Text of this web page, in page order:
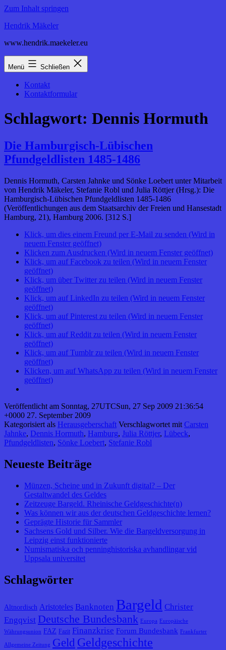
Zum Inhalt springen
Hendrik Mäkeler
www.hendrik.maekeler.eu
Menü Schließen
Kontakt
Kontaktformular
Schlagwort: Dennis Hormuth
Die Hamburgisch-Lübischen
Pfundgeldlisten 1485-1486
Dennis Hormuth, Carsten Jahnke und Sönke Loebert unter Mitarbeit
von Hendrik Mäkeler, Stefanie Robl und Julia Röttjer (Hrsg.): Die
Hamburgisch-Lübischen Pfundgeldlisten 1485-1486
(Veröffentlichungen aus dem Staatsarchiv der Freien und Hansestadt
Hamburg, 21), Hamburg 2006. [312 S.]
Klick, um dies einem Freund per E-Mail zu senden (Wird in
neuem Fenster geöffnet)
Klicken zum Ausdrucken (Wird in neuem Fenster geöffnet)
Klick, um auf Facebook zu teilen (Wird in neuem Fenster
geöffnet)
Klick, um über Twitter zu teilen (Wird in neuem Fenster
geöffnet)
Klick, um auf LinkedIn zu teilen (Wird in neuem Fenster
geöffnet)
Klick, um auf Pinterest zu teilen (Wird in neuem Fenster
geöffnet)
Klick, um auf Reddit zu teilen (Wird in neuem Fenster
geöffnet)
Klick, um auf Tumblr zu teilen (Wird in neuem Fenster
geöffnet)
Klicken, um auf WhatsApp zu teilen (Wird in neuem Fenster
geöffnet)
Veröffentlicht am Sonntag, 27UTCSun, 27 Sep 2009 21:36:54
+0000 27. September 2009
Kategorisiert als Herausgeberschaft Verschlagwortet mit Carsten
Jahnke, Dennis Hormuth, Hamburg, Julia Röttjer, Lübeck,
Pfundgeldlisten, Sönke Loebert, Stefanie Robl
Neueste Beiträge
Münzen, Scheine und in Zukunft digital? – Der
Gestaltwandel des Geldes
Zeitzeuge Bargeld. Rheinische Geldgeschichte(n)
Was können wir aus der deutschen Geldgeschichte lernen?
Geprägte Historie für Sammler
Sachsens Gold und Silber. Wie die Bargeldversorgung in
Leipzig einst funktionierte
Numismatiska och penninghistoriska avhandlingar vid
Uppsala universitet
Schlagwörter
Altnordisch Aristoteles Banknoten Bargeld Christer
Engqvist Deutsche Bundesbank Europa
Europäische
Währungsunion
FAZ Fazit Finanzkrise Forum Bundesbank Frankfurter
Allgemeine Zeitung Geld Geldgeschichte